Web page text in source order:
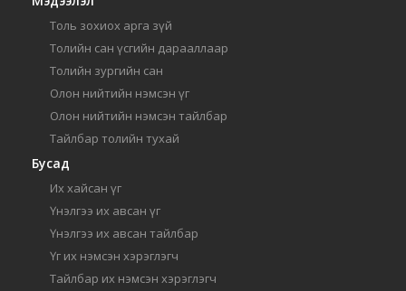
Толь зохиох арга зүй
Толийн сан үсгийн дарааллаар
Толийн зургийн сан
Олон нийтийн нэмсэн үг
Олон нийтийн нэмсэн тайлбар
Тайлбар толийн тухай
Бусад
Их хайсан үг
Үнэлгээ их авсан үг
Үнэлгээ их авсан тайлбар
Үг их нэмсэн хэрэглэгч
Тайлбар их нэмсэн хэрэглэгч